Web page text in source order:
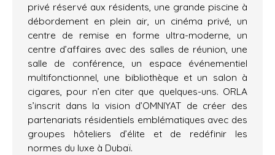
privé réservé aux résidents, une grande piscine à
débordement en plein air, un cinéma privé, un
centre de remise en forme ultra-moderne, un
centre d’affaires avec des salles de réunion, une
salle de conférence, un espace événementiel
multifonctionnel, une bibliothèque et un salon à
cigares, pour n’en citer que quelques-uns. ORLA
s’inscrit dans la vision d’OMNIYAT de créer des
partenariats résidentiels emblématiques avec des
groupes hôteliers d’élite et de redéfinir les
normes du luxe à Dubaï.